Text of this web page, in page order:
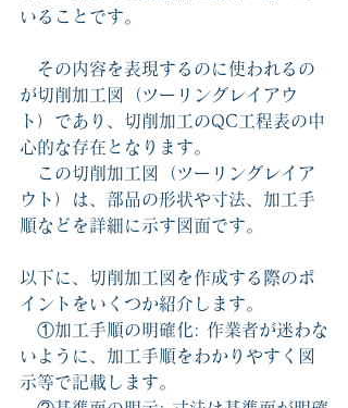
いることです。
その内容を表現するのに使われるの
が切削加工図（ツーリングレイアウ
ト）であり、切削加工のQC工程表の中
心的な存在となります。
この切削加工図（ツーリングレイア
ウト）は、部品の形状や寸法、加工手
順などを詳細に示す図面です。
以下に、切削加工図を作成する際のポ
イントをいくつか紹介します。
①加工手順の明確化: 作業者が迷わな
いように、加工手順をわかりやすく図
示等で記載します。